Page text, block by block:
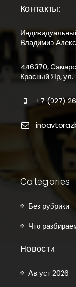
Контакты:
Владимир
446370,
Красный Яр, ул.
+7 (927)
Categories
Без рубрики
Что
Новости
Август 2026